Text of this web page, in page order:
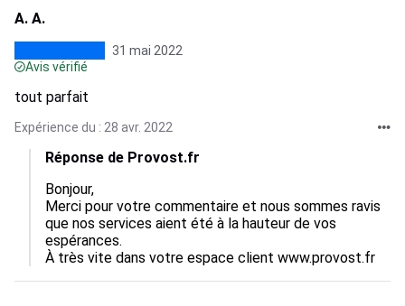
A. A.
31 mai 2022
Avis vérifié
tout parfait
Expérience du : 28 avr. 2022
Réponse de Provost.fr
Bonjour,
Merci pour votre commentaire et nous sommes ravis
que nos services aient été à la hauteur de vos
espérances.
À très vite dans votre espace client www.provost.fr